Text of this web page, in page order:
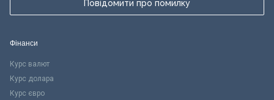
Повідомити про помилку
Фінанси
Курс валют
Курс долара
Курс євро